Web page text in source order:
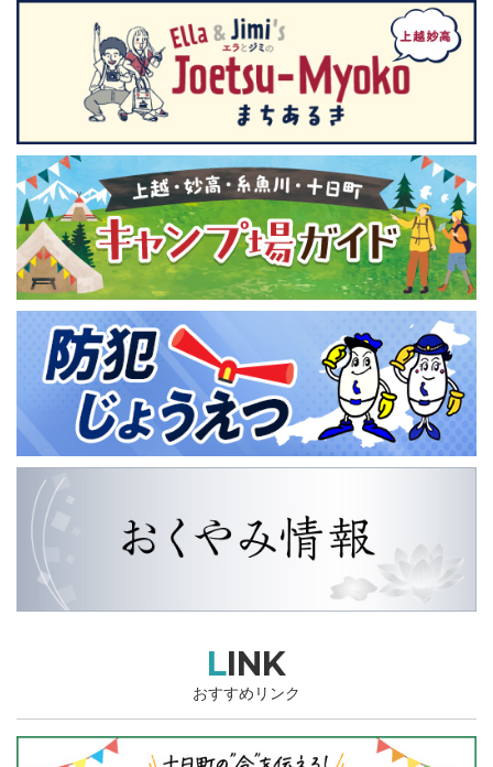
LINK
おすすめリンク